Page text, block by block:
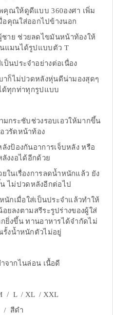
คุณให้ดูดีแบบ 360องศา เพิ่ม
อคุณใส่ออกไปข้างนอก
าย ช่วยลดไขมันหน้าท้องให้
แมนได้รูปแบบตัว T
ป็นประจำอย่างต่อเนื่อง
าก็ไม่ปวดหลังหุ่นดีน่ามองสุดๆ
ด้ทุกท่าทุกรูปแบบ
กระชับช่วงรอบเอวให้มากขึ้น
วรัดหน้าท้อง
งป้องกันอาการเจ็บหลัง หรือ
งงอได้อีกด้วย
ในเรื่องการลดน้ำหนักแล้ว ยัง
ไม่ปวดหลังอีกต่อไป
นักเมื่อใส่เป็นประจำแล้วทำให้
ยลงตามสรีระรูปร่างของผู้ใส่
ยิ่งขึ้น ทานอาหารได้จำกัดไม่
งน้ำหนักตัวไม่อยู่
จากไนล่อน เนื้อดี
/ L / XL / XXL
/ สีดำ